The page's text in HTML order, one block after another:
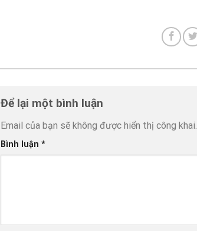
Để lại một bình luận
Email của bạn sẽ không được hiển thị công khai.
Bình luận *